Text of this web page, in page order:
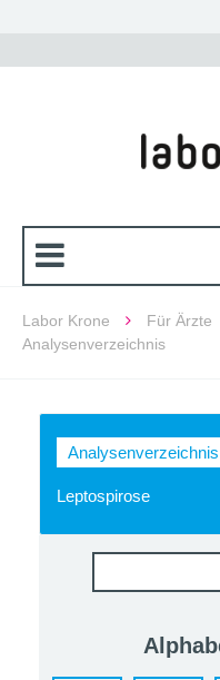
Labor Krone Für Ärzte
Analysenverzeichnis
Analysenverzeichnis
Leptospirose